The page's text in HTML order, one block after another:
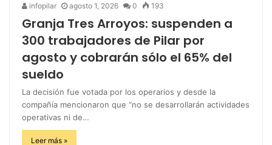
infopilar agosto 1, 2026 0 193
Granja Tres Arroyos: suspenden a
300 trabajadores de Pilar por
agosto y cobrarán sólo el 65% del
sueldo
La decisión fue votada por los operarios y desde la
compañía mencionaron que “no se desarrollarán actividades
operativas ni de…
Leer más »